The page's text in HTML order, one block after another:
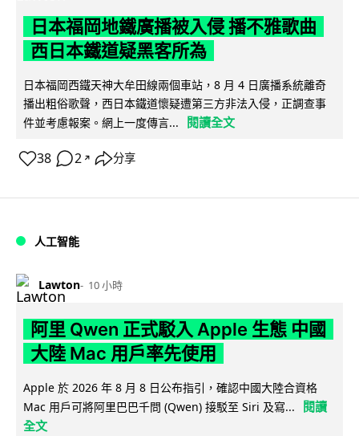
日本福岡地鐵廣播被入侵 播不雅歌曲
西日本鐵道疑黑客所為
日本福岡西鐵天神大牟田線兩個車站，8 月 4 日廣播系統離奇
播出粗俗歌聲，西日本鐵道懷疑遭第三方非法入侵，正調查事
件並考慮報案。網上一度傳言...
閱讀全文
38 2 ↗ 分享
人工智能
Lawton 10 小時
阿里 Qwen 正式駁入 Apple 生態 中國
大陸 Mac 用戶率先使用
Apple 於 2026 年 8 月 8 日公布指引，確認中國大陸合資格
Mac 用戶可將阿里巴巴千問 (Qwen) 接駁至 Siri 及寫...
閱讀
全文